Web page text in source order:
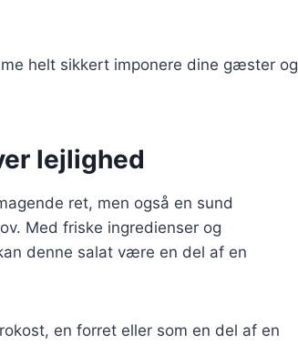
helt sikkert imponere dine gæster og
lejlighed
ret, men også en sund
Med friske ingredienser og
denne salat være en del af en
en forret eller som en del af en